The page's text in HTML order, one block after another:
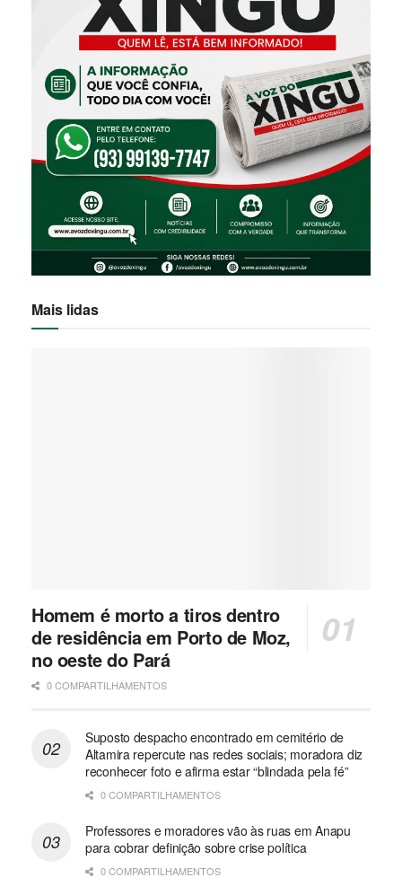
Mais lidas
Homem é morto a tiros dentro
de residência em Porto de Moz,
no oeste do Pará
0 COMPARTILHAMENTOS
Suposto despacho encontrado em cemitério de
Altamira repercute nas redes sociais; moradora diz
reconhecer foto e afirma estar “blindada pela fé”
0 COMPARTILHAMENTOS
Professores e moradores vão às ruas em Anapu
para cobrar definição sobre crise política
0 COMPARTILHAMENTOS